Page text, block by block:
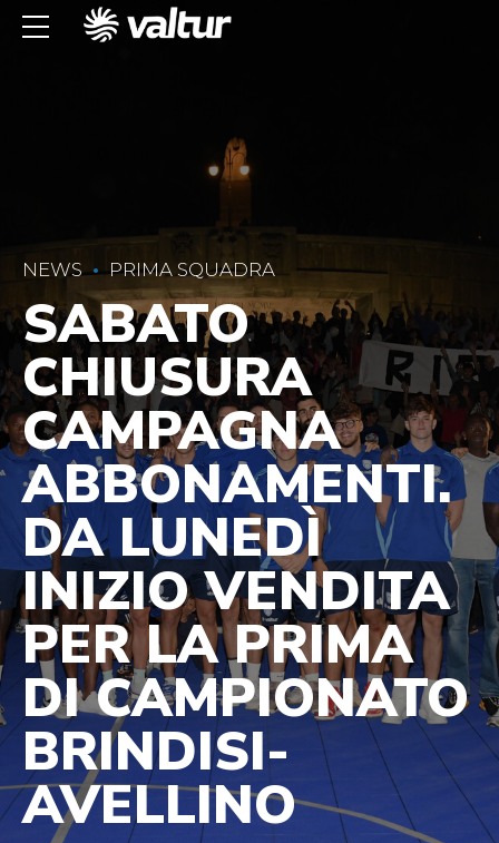
NEWS PRIMA SQUADRA
SABATO
CHIUSURA
CAMPAGNA
ABBONAMENTI.
DA LUNEDÌ
INIZIO VENDITA
PER LA PRIMA
DI CAMPIONATO
BRINDISI-
AVELLINO